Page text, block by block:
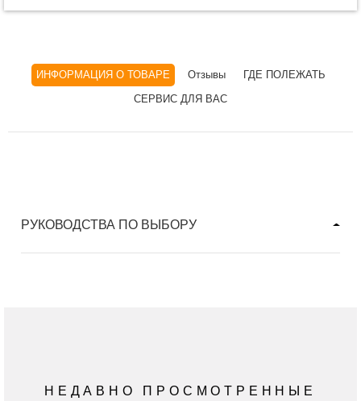
ИНФОРМАЦИЯ О ТОВАРЕ Отзывы
ГДЕ ПОЛЕЖАТЬ
СЕРВИС ДЛЯ ВАС
РУКОВОДСТВА ПО ВЫБОРУ
НЕДАВНО ПРОСМОТРЕННЫЕ